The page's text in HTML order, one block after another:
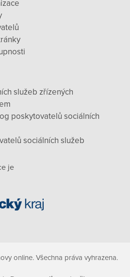
služeb zřízených
poskytovatelů sociálních
sociálních služeb
je
online. Všechna práva vyhrazena.